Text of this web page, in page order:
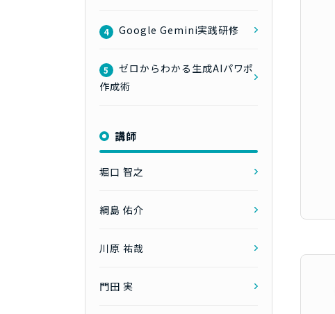
4 Google Gemini実践研修
5
ゼロからわかる生成AIパワポ
作成術
講師
堀口 智之
綱島 佑介
川原 祐哉
門田 実